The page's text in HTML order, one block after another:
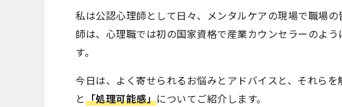
私は公認心理師として日々、メンタルケアの現場で職場
師は、心理職では初の国家資格で産業カウンセラーのよ
す。
今日は、よく寄せられるお悩みとアドバイスと、それら
と「処理可能感」についてご紹介します。